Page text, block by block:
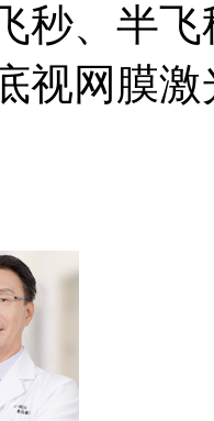
秒、半
视网膜激